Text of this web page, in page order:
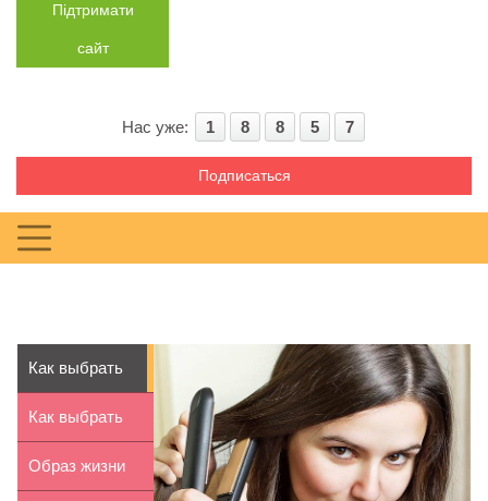
Підтримати
сайт
Нас уже: 1 8 8 5 7
Подписаться
Как выбрать
утюжок для
волос
Как выбрать
биотуалет для
Образ жизни